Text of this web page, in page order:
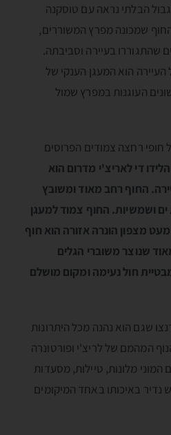
הבלתי נראה עם טוסקנה
שמכונה מפרץ המשוררים,
שהתגוררו בעיירה וסביבתה.
הוא המעגן הענקי של
העוגנות במפרץ שמול
רחצה צמודים הפרוסים
הלידו די לאריצ'י מדרום הוא
החוף רחב מאוד ומשובץ
ושמשיות. החוף צמוד למעגן
מצפון הונרה אזורה הוא חוף
שנוצר משוברי הגלים
חול נעימה ומקום מושלם
שגם הוא נהנה מכל היתרונות
המהמם של לריצ'י ופורטונרה
מלונות, טיילות, מסעדות
נדיר באיכותו באחד המיקומים